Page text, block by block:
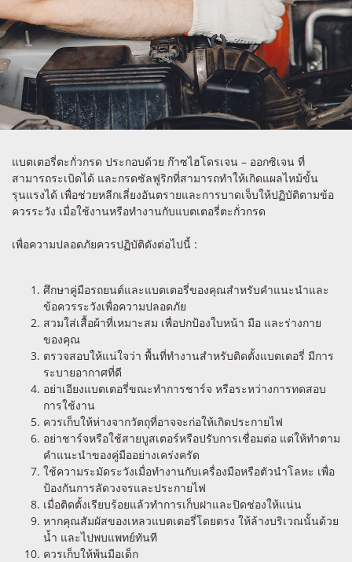
แบตเตอรี่ตะกั่วกรด ประกอบด้วย ก๊าซไฮโดรเจน – ออกซิเจน ที่
สามารถระเบิดได้ และกรดซัลฟูริกที่สามารถทำให้เกิดแผลไหม้ขั้น
รุนแรงได้ เพื่อช่วยหลีกเลี่ยงอันตรายและการบาดเจ็บให้ปฏิบัติตามข้อ
ควรระวัง เมื่อใช้งานหรือทำงานกับแบตเตอรี่ตะกั่วกรด
เพื่อความปลอดภัยควรปฏิบัติดังต่อไปนี้ :
ศึกษาคู่มือรถยนต์และแบตเตอรี่ของคุณสำหรับคำแนะนำและ
ข้อควรระวังเพื่อความปลอดภัย
สวมใส่เสื้อผ้าที่เหมาะสม เพื่อปกป้องใบหน้า มือ และร่างกาย
ของคุณ
ตรวจสอบให้แน่ใจว่า พื้นที่ทำงานสำหรับติดตั้งแบตเตอรี่ มีการ
ระบายอากาศที่ดี
อย่าเอียงแบตเตอรี่ขณะทำการชาร์จ หรือระหว่างการทดสอบ
การใช้งาน
ควรเก็บให้ห่างจากวัตถุที่อาจจะก่อให้เกิดประกายไฟ
อย่าชาร์จหรือใช้สายบูสเตอร์หรือปรับการเชื่อมต่อ แต่ให้ทำตาม
คำแนะนำของคู่มืออย่างเคร่งครัด
ใช้ความระมัดระวังเมื่อทำงานกับเครื่องมือหรือตัวนำโลหะ เพื่อ
ป้องกันการลัดวงจรและประกายไฟ
เมื่อติดตั้งเรียบร้อยแล้วทำการเก็บฝาและปิดช่องให้แน่น
หากคุณสัมผัสของเหลวแบตเตอรี่โดยตรง ให้ล้างบริเวณนั้นด้วย
น้ำ และไปพบแพทย์ทันที
ควรเก็บให้พ้นมือเด็ก